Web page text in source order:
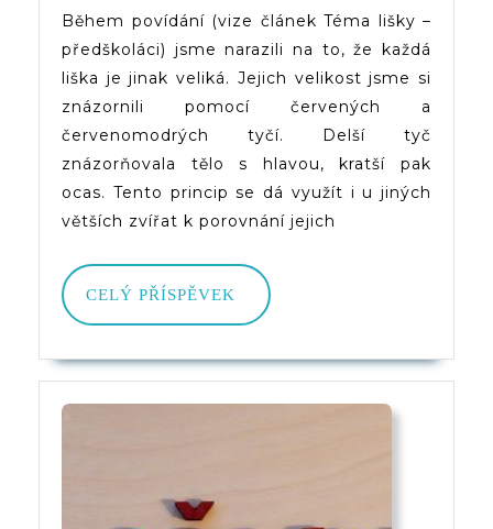
Lišek
Pomocí
Během povídání (vize článek Téma lišky –
předškoláci) jsme narazili na to, že každá
liška je jinak veliká. Jejich velikost jsme si
znázornili pomocí červených a
červenomodrých tyčí. Delší tyč
znázorňovala tělo s hlavou, kratší pak
ocas. Tento princip se dá využít i u jiných
větších zvířat k porovnání jejich
CELÝ PŘÍSPĚVEK
CELÝ
PŘÍSPĚVEK